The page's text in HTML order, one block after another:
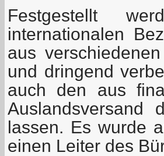
Festgestellt
internationalen
aus
und dringend
auch den aus
lassen. Es wurde
einen Leiter des